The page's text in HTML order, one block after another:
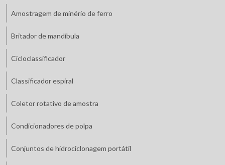
Amostragem de minério de ferro
Britador de mandíbula
Cicloclassificador
Classificador espiral
Coletor rotativo de amostra
Condicionadores de polpa
Conjuntos de hidrociclonagem portátil